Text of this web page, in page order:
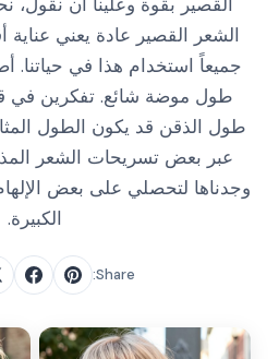
جميعاً استخدام هذا في حياتنا.
طول موضة شائع. تفكرين
طول الذقن قد يكون الطول
عبر بعض تسريحات الشعر
وجدناها لتحصلي على بعض
الكبيرة.
Share: